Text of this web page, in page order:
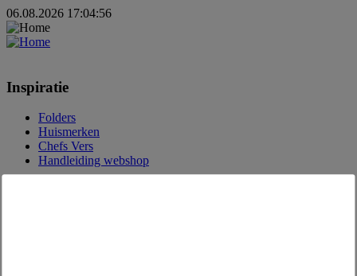
06.08.2026 17:04:56
Inspiratie
Folders
Huismerken
Chefs Vers
Handleiding webshop